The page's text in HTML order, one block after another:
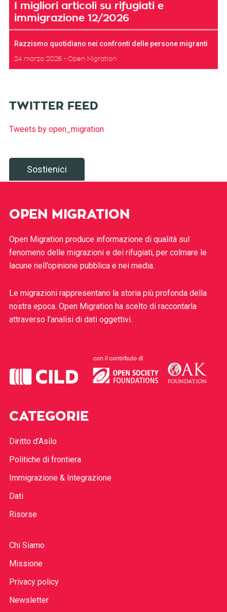
I migliori articoli su rifugiati e
immigrazione 12/2026
Razzismo quotidiano nei confronti delle persone migranti
24 marzo 2026 Open Migration
TWITTER FEED
Tweets by open_migration
Sostienici
OPEN MIGRATION
Open Migration produce informazione di qualità sul
fenomeno delle migrazioni e dei rifugiati, per colmare le
lacune nell’opinione pubblica e nei media.
Le migrazioni rappresentano la storia più profonda della
nostra epoca. Open Migration ha scelto di raccontarla
attraverso l’analisi di dati oggettivi.
CATEGORIE
Diritto d’Asilo
Politiche di frontiera
Immigrazione & Integrazione
Dati
Risorse
Chi Siamo
Missione
Privacy policy
Newsletter